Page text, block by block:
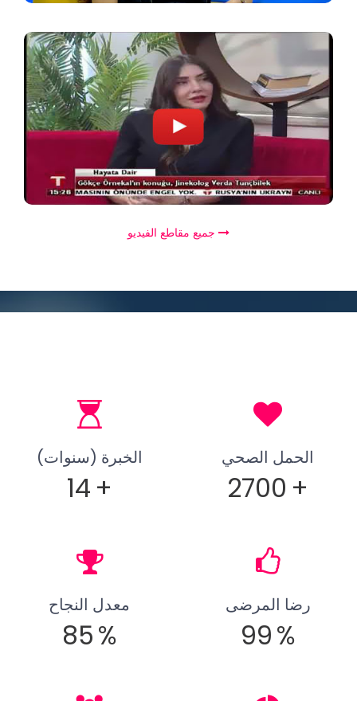
الخبرة (سنوات)
14 +
الحمل الصحي
2700 +
معدل النجاح
85%
رضا المرضى
99%